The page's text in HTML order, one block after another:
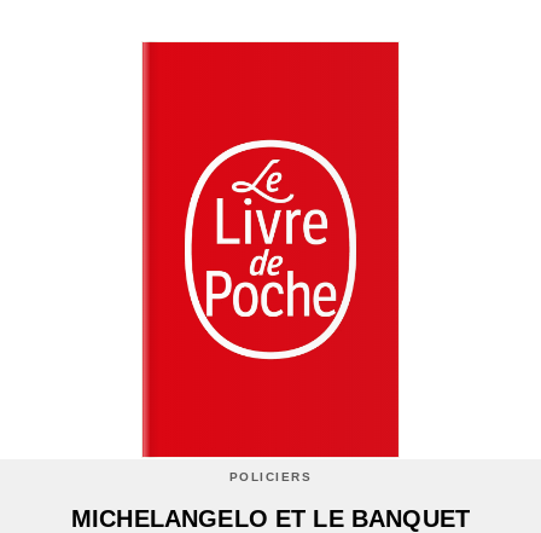
POLICIERS
MICHELANGELO ET LE BANQUET